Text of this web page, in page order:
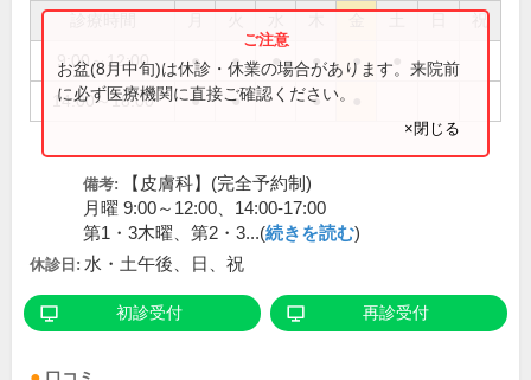
祝
9:00～12:00 ● ● ● ● ●
14:00～18:00 ● ● ●
お盆(8月中旬)は休診・休業の場合があります。来院前
に必ず医療機関に直接ご確認ください。
×閉じる
備考:
【皮膚科】(完全予約制)
月曜 9:00～12:00、14:00-17:00
第1・3木曜、第2・3...(続きを読む)
休診日: 水・土午後、日、祝
初診受付 再診受付